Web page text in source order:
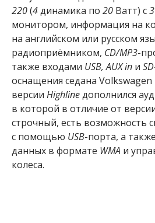
220(4динамика по 20 Ватт) с3
монитором, информация на
на английском или русском
радиоприёмником, CD/MP3-
также входами USB, AUX in и SD
оснащения седана
версии Highlineдополнился
в которой в отличие от
строчный, есть возможность
с помощью USB-порта, а
данных в формате WMA и
колеса.